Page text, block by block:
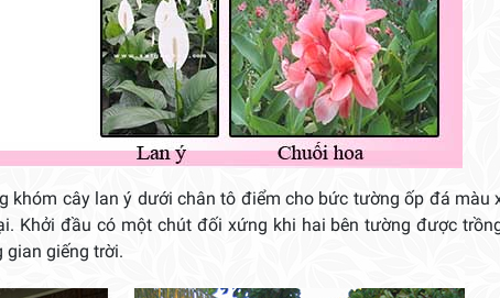
khóm cây lan ý dưới chân tô điểm cho bức tường ốp đá màu
Khởi đầu có một chút đối xứng khi hai bên tường được
gian giếng trời.